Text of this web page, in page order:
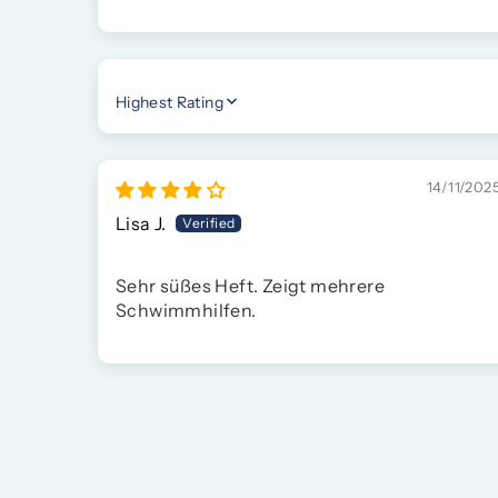
SORT BY
14/11/
Lisa J.
Sehr süßes Heft. Zeigt mehrere
Schwimmhilfen.